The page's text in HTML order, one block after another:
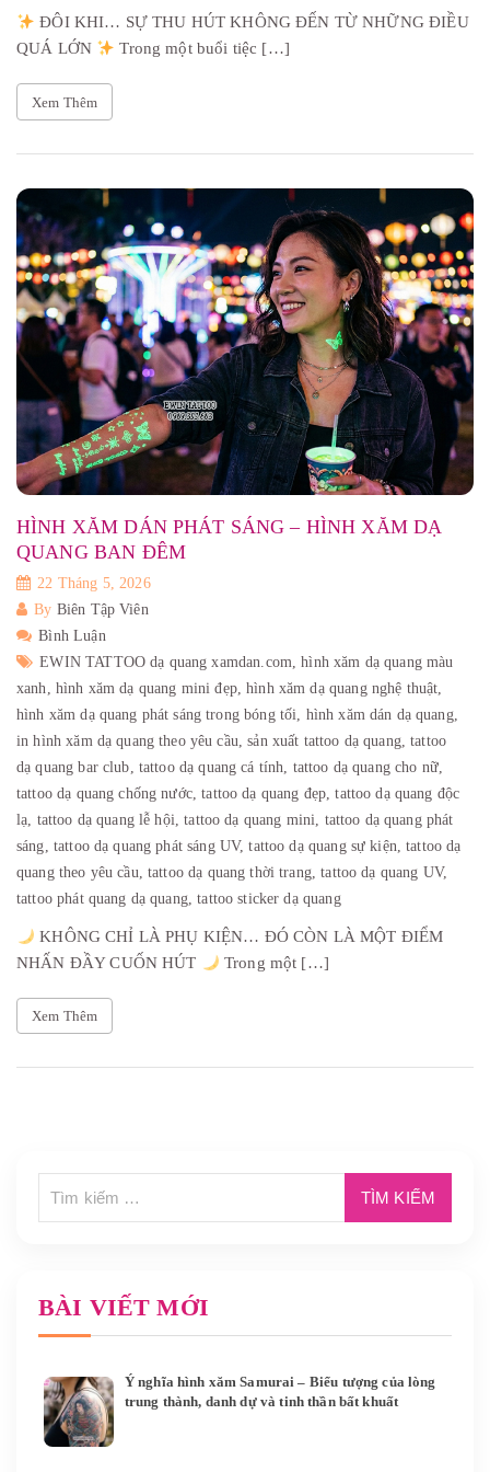
ĐÔI KHI… SỰ THU HÚT KHÔNG ĐẾN TỪ NHỮNG ĐIỀU
QUÁ LỚN
Trong một buổi tiệc […]
Xem Thêm
HÌNH XĂM DÁN PHÁT SÁNG – HÌNH XĂM DẠ
QUANG BAN ĐÊM
22 Tháng 5, 2026
By Biên Tập Viên
Bình Luận
EWIN TATTOO dạ quang xamdan.com,hình xăm dạ quang màu
xanh, hình xăm dạ quang mini đẹp,hình xăm dạ quang nghệ thuật,
hình xăm dạ quang phát sáng trong bóng tối, hình xăm dán dạ quang,
in hình xăm dạ quang theo yêu cầu,sản xuất tattoo dạ quang,tattoo
dạ quang bar club, tattoo dạ quang cá tính, tattoo dạ quang cho nữ,
tattoo dạ quang chống nước,tattoo dạ quang đẹp,tattoo dạ quang độc
lạ, tattoo dạ quang lễ hội,tattoo dạ quang mini, tattoo dạ quang phát
sáng, tattoo dạ quang phát sáng UV,tattoo dạ quang sự kiện,tattoo dạ
quang theo yêu cầu,tattoo dạ quang thời trang,tattoo dạ quang UV,
tattoo phát quang dạ quang,tattoo sticker dạ quang
KHÔNG CHỈ LÀ PHỤ KIỆN… ĐÓ CÒN LÀ MỘT ĐIỂM
NHẤN ĐẦY CUỐN HÚT
Trong một […]
Xem Thêm
BÀI VIẾT MỚI
Ý nghĩa hình xăm Samurai – Biểu tượng của lòng
trung thành, danh dự và tinh thần bất khuất